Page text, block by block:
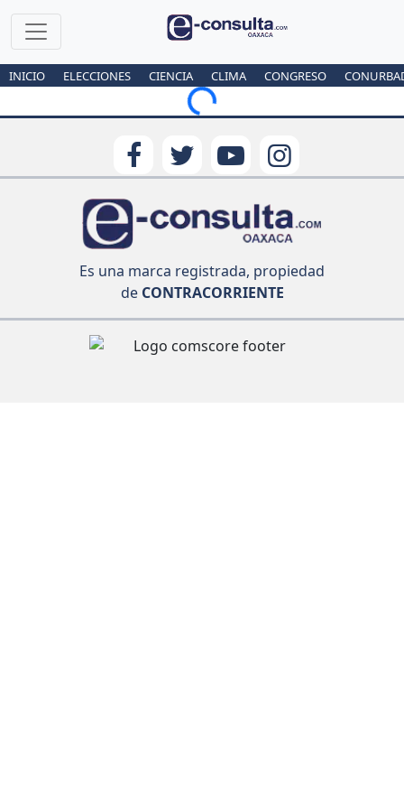
INICIO ELECCIONES CIENCIA CLIMA CONGRESO
Loading...
Es una marca registrada, propiedad
deCONTRACORRIENTE